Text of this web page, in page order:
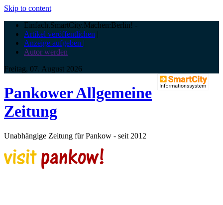
Skip to content
Einfach.SmartCity.Machen:Berlin! -
Artikel veröffentlichen |
Anzeige aufgeben |
Autor werden
Freitag, 07. August 2026
Pankower Allgemeine
Zeitung
Unabhängige Zeitung für Pankow - seit 2012